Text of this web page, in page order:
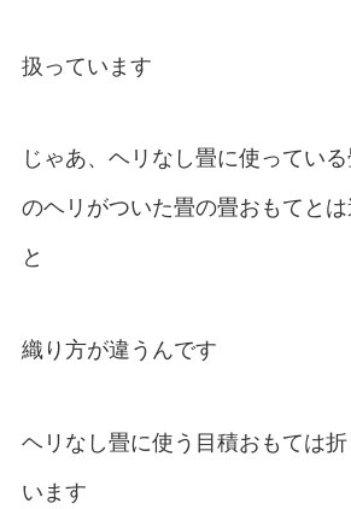
扱っています
じゃあ、ヘリなし畳に使ってい
のヘリがついた畳の畳おもてと
と
織り方が違うんです
ヘリなし畳に使う目積おもては
います